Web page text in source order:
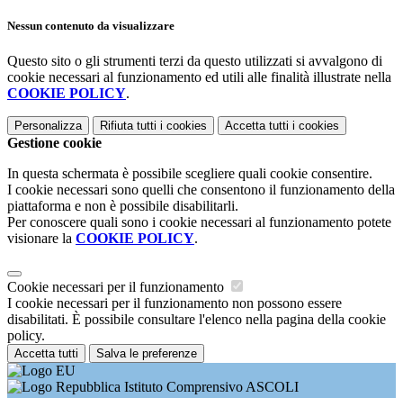
Nessun contenuto da visualizzare
Questo sito o gli strumenti terzi da questo utilizzati si avvalgono di
cookie necessari al funzionamento ed utili alle finalità illustrate nella
COOKIE POLICY.
Personalizza Rifiuta tutti i cookies Accetta tutti i cookies
Gestione cookie
In questa schermata è possibile scegliere quali cookie consentire.
I cookie necessari sono quelli che consentono il funzionamento della
piattaforma e non è possibile disabilitarli.
Per conoscere quali sono i cookie necessari al funzionamento potete
visionare la COOKIE POLICY.
Cookie necessari per il funzionamento
I cookie necessari per il funzionamento non possono essere
disabilitati. È possibile consultare l'elenco nella pagina della cookie
policy.
Accetta tutti Salva le preferenze
Istituto Comprensivo ASCOLI